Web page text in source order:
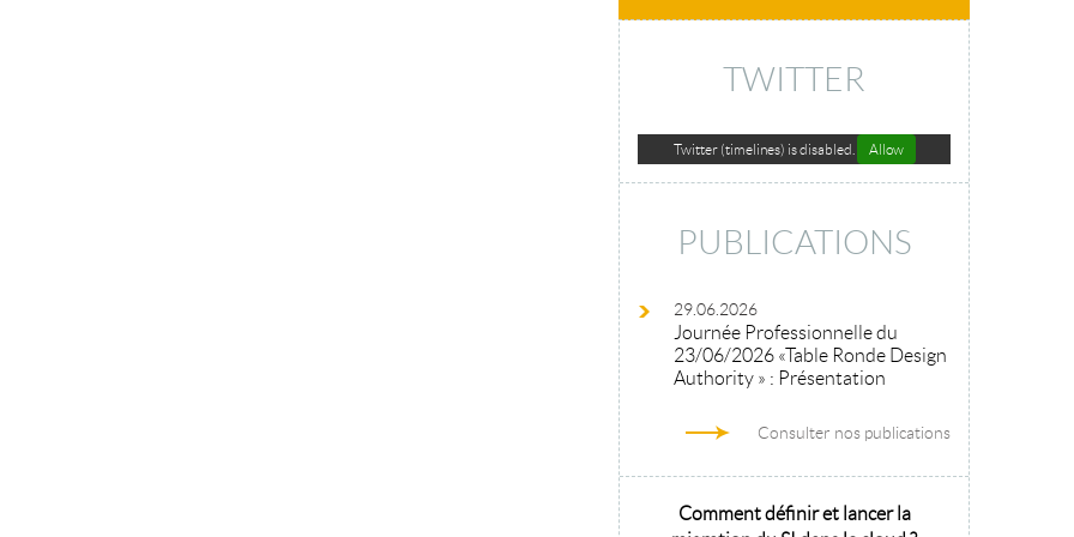
TWITTER
Twitter (timelines) is disabled. Allow
PUBLICATIONS
29.06.2026
Journée Professionnelle du
23/06/2026 «Table Ronde Design
Authority » : Présentation
Consulter nos publications
Comment définir et lancer la
Architecture